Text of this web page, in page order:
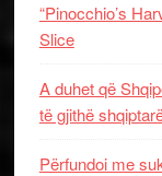
“Pinocchio’s
Slice
A duhet që
të gjithë
Përfundoi me